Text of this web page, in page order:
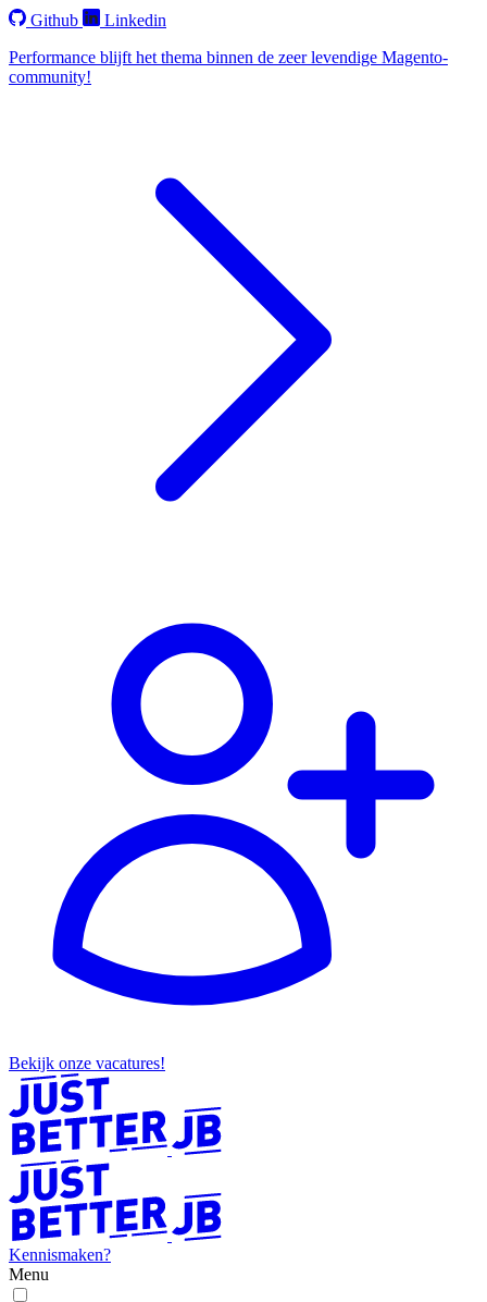
Github
Linkedin
Performance blijft het thema binnen de zeer levendige Magento-
community!
Bekijk onze vacatures!
Kennismaken?
Menu